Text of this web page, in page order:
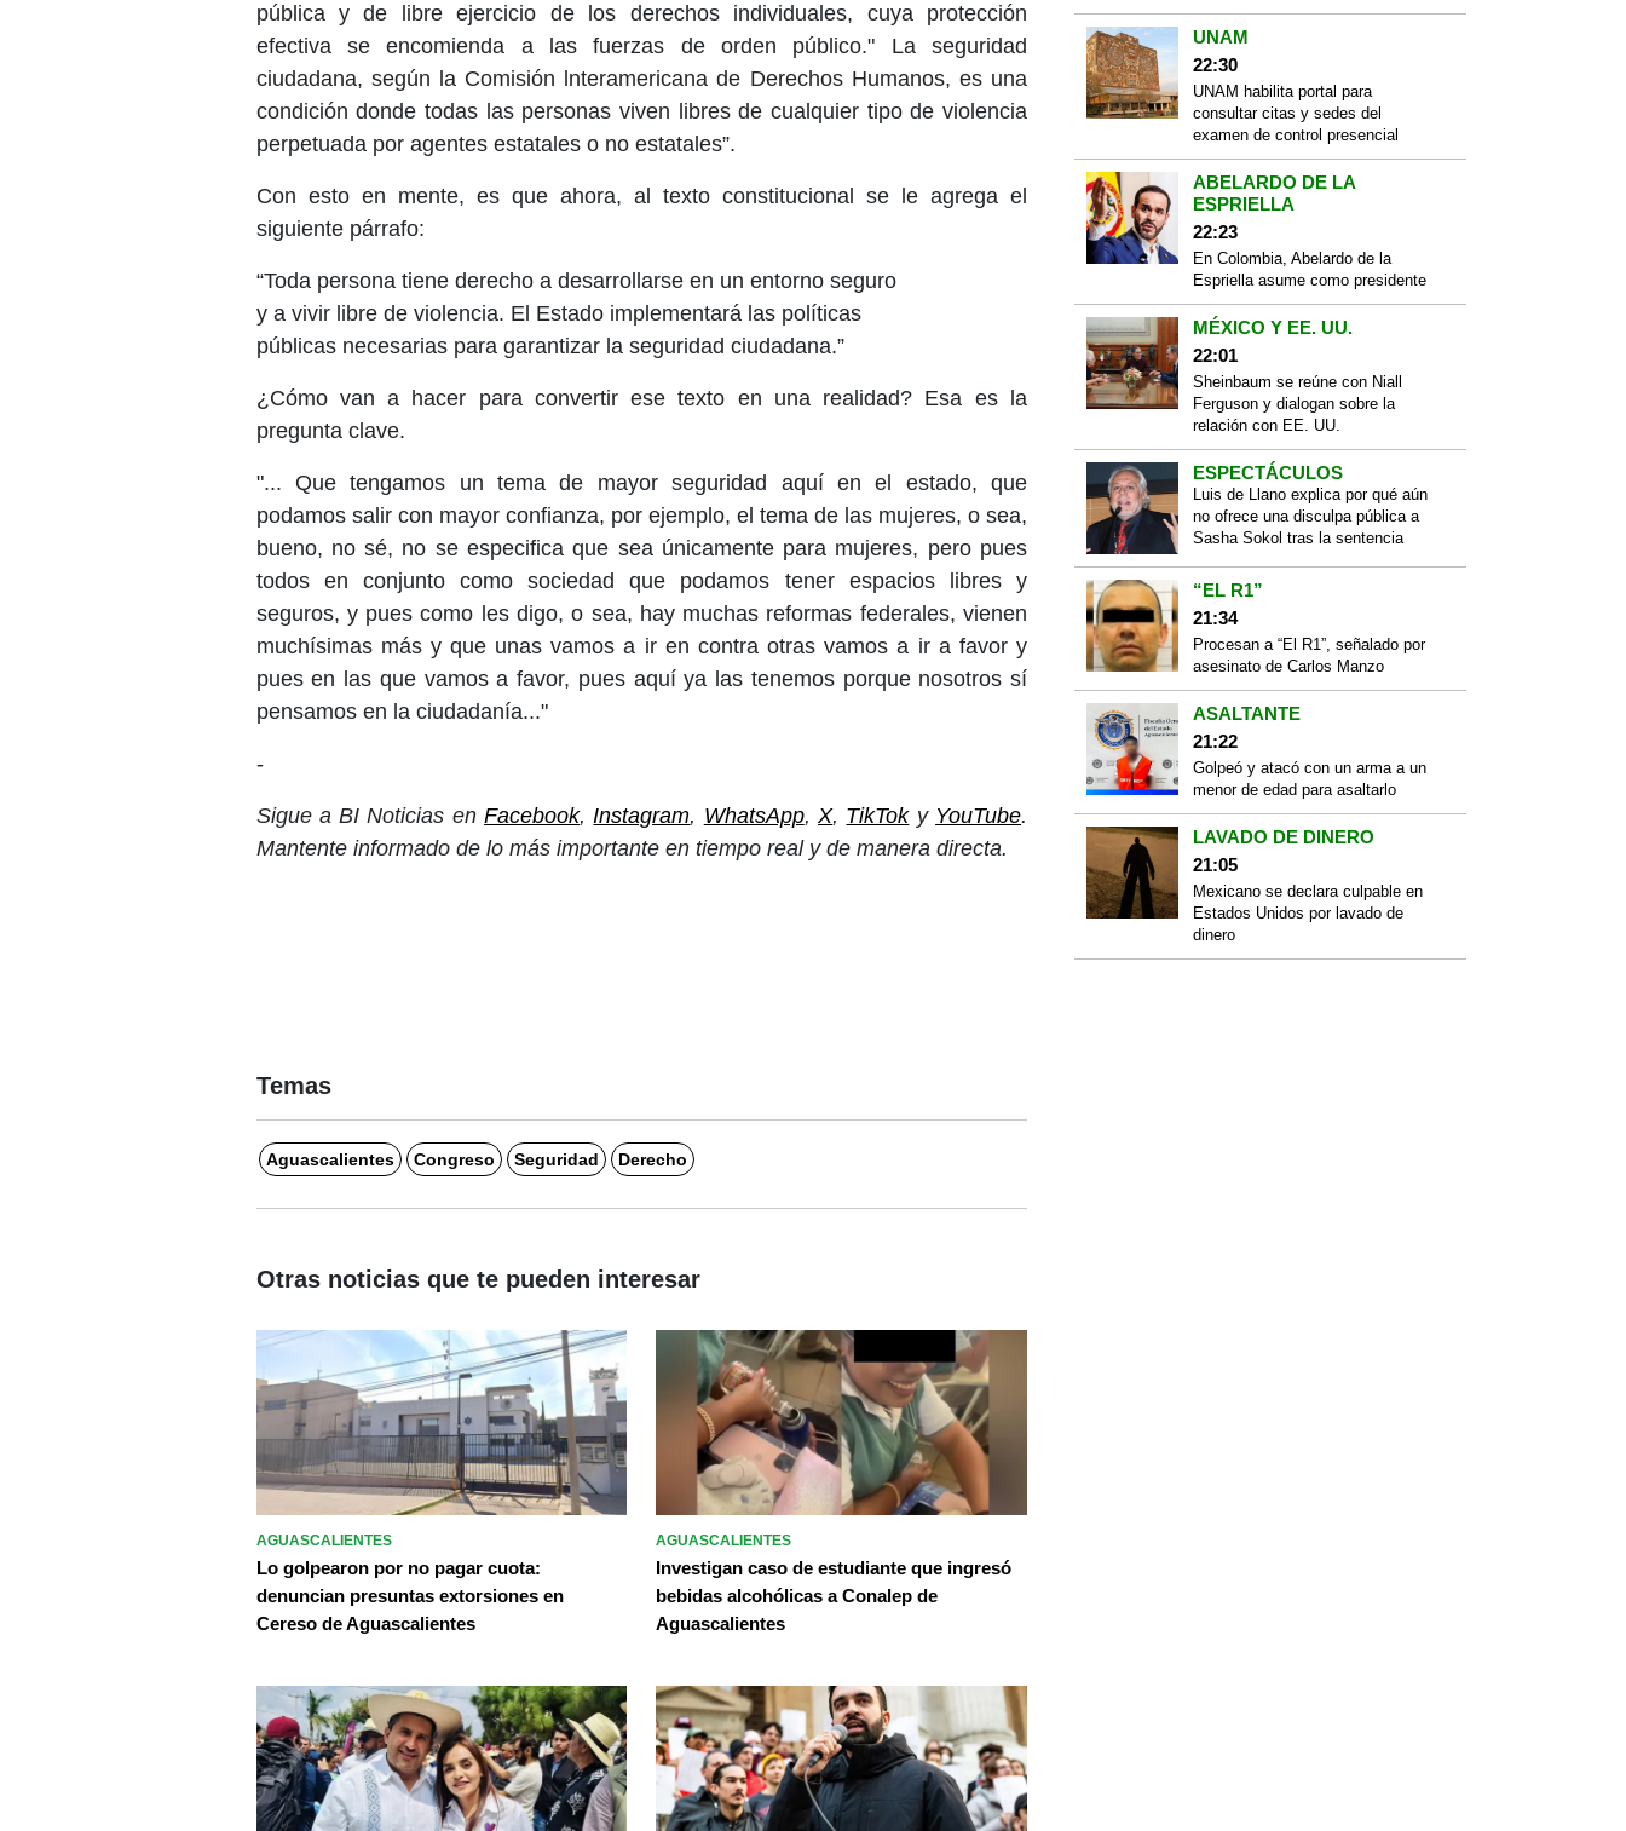
pública y de libre ejercicio de los derechos individuales, cuya protección
efectiva se encomienda a las fuerzas de orden público." La seguridad
ciudadana, según la Comisión lnteramericana de Derechos Humanos, es una
condición donde todas las personas viven libres de cualquier tipo de violencia
perpetuada por agentes estatales o no estatales”.
Con esto en mente, es que ahora, al texto constitucional se le agrega el
siguiente párrafo:
“Toda persona tiene derecho a desarrollarse en un entorno seguro
y a vivir libre de violencia. El Estado implementará las políticas
públicas necesarias para garantizar la seguridad ciudadana.”
¿Cómo van a hacer para convertir ese texto en una realidad? Esa es la
pregunta clave.
"... Que tengamos un tema de mayor seguridad aquí en el estado, que
podamos salir con mayor confianza, por ejemplo, el tema de las mujeres, o sea,
bueno, no sé, no se especifica que sea únicamente para mujeres, pero pues
todos en conjunto como sociedad que podamos tener espacios libres y
seguros, y pues como les digo, o sea, hay muchas reformas federales, vienen
muchísimas más y que unas vamos a ir en contra otras vamos a ir a favor y
pues en las que vamos a favor, pues aquí ya las tenemos porque nosotros sí
pensamos en la ciudadanía..."
-
Sigue a BI Noticias enFacebook,Instagram, WhatsApp,X, TikToky YouTube.
Mantente informado de lo más importante en tiempo real y de manera directa.
Temas
Aguascalientes Congreso Seguridad Derecho
UNAM
22:30
UNAM habilita portal para
consultar citas y sedes del
examen de control presencial
ABELARDO DE LA
ESPRIELLA
22:23
En Colombia, Abelardo de la
Espriella asume como presidente
MÉXICO Y EE. UU.
22:01
Sheinbaum se reúne con Niall
Ferguson y dialogan sobre la
relación con EE. UU.
ESPECTÁCULOS
Luis de Llano explica por qué aún
no ofrece una disculpa pública a
Sasha Sokol tras la sentencia
“EL R1”
21:34
Procesan a “El R1”, señalado por
asesinato de Carlos Manzo
ASALTANTE
21:22
Golpeó y atacó con un arma a un
menor de edad para asaltarlo
LAVADO DE DINERO
21:05
Mexicano se declara culpable en
Estados Unidos por lavado de
dinero
Otras noticias que te pueden interesar
AGUASCALIENTES
Lo golpearon por no pagar cuota:
denuncian presuntas extorsiones en
Cereso de Aguascalientes
AGUASCALIENTES
Investigan caso de estudiante que ingresó
bebidas alcohólicas a Conalep de
Aguascalientes